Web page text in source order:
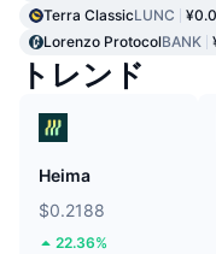
Terra ClassicLUNC
Lorenzo ProtocolBANK
トレンド
Heima
$0.2188
22.36%